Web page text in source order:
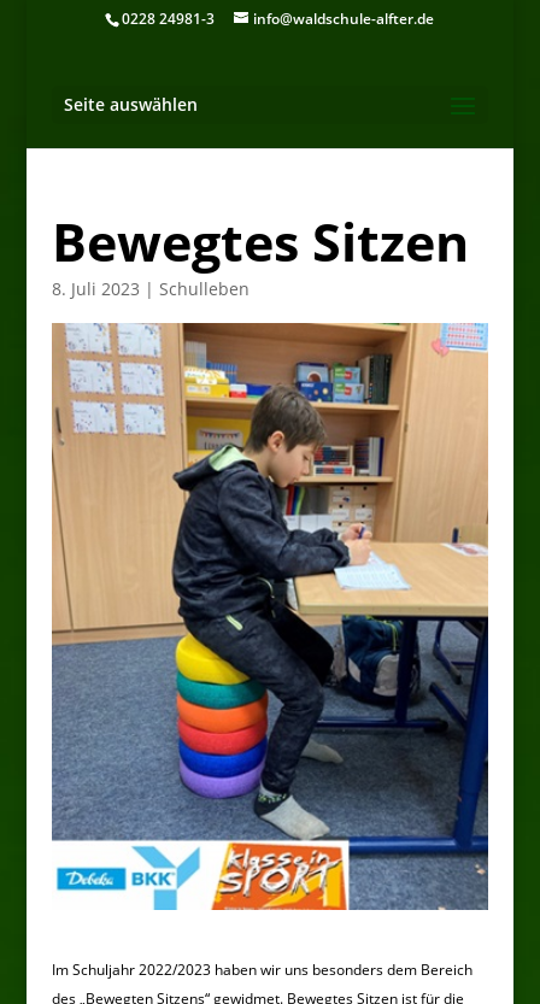
0228 24981-3 info@waldschule-alfter.de
Seite auswählen
Bewegtes Sitzen
8. Juli 2023 | Schulleben
Im Schuljahr 2022/2023 haben wir uns besonders dem Bereich
des „Bewegten Sitzens“ gewidmet. Bewegtes Sitzen ist für die